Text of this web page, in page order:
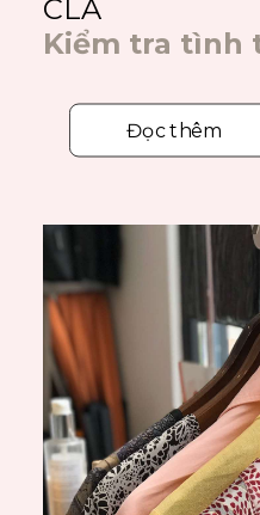
CLA
Kiểm tra tình
Đọc thêm